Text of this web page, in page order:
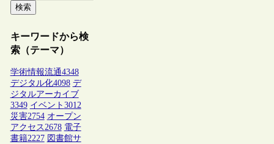
検索
キーワードから検
索（テーマ）
学術情報流通4348
デジタル化4098 デ
ジタルアーカイブ
3349 イベント 3012
災害2754 オープン
アクセス2678 電子
書籍2227 図書館サ